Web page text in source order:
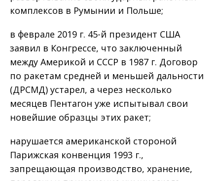
комплексов в Румынии и Польше;
в феврале 2019 г. 45-й президент США
заявил в Конгрессе, что заключенный
между Америкой и СССР в 1987 г. Договор
по ракетам средней и меньшей дальности
(ДРСМД) устарел, а через несколько
месяцев Пентагон уже испытывал свои
новейшие образцы этих ракет;
нарушается американской стороной
Парижская конвенция 1993 г.,
запрещающая производство, хранение,